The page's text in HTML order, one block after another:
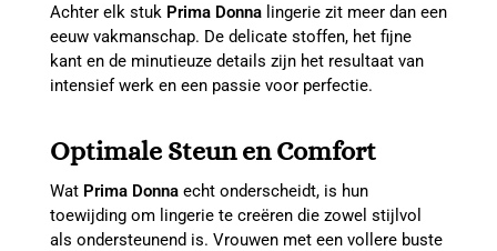
Achter elk stuk Prima Donna lingerie zit meer dan een
eeuw vakmanschap. De delicate stoffen, het fijne
kant en de minutieuze details zijn het resultaat van
intensief werk en een passie voor perfectie.
Optimale Steun en Comfort
Wat Prima Donna echt onderscheidt, is hun
toewijding om lingerie te creëren die zowel stijlvol
als ondersteunend is. Vrouwen met een vollere buste